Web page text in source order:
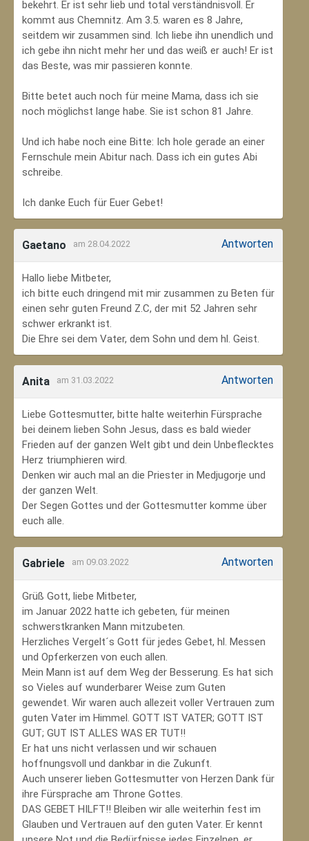
bekehrt. Er ist sehr lieb und total verständnisvoll. Er
kommt aus Chemnitz. Am 3.5. waren es 8 Jahre,
seitdem wir zusammen sind. Ich liebe ihn unendlich und
ich gebe ihn nicht mehr her und das weiß er auch! Er ist
das Beste, was mir passieren konnte.
Bitte betet auch noch für meine Mama, dass ich sie
noch möglichst lange habe. Sie ist schon 81 Jahre.
Und ich habe noch eine Bitte: Ich hole gerade an einer
Fernschule mein Abitur nach. Dass ich ein gutes Abi
schreibe.
Ich danke Euch für Euer Gebet!
Gaetano am 28.04.2022 Antworten
Hallo liebe Mitbeter,
ich bitte euch dringend mit mir zusammen zu Beten für
einen sehr guten Freund Z.C, der mit 52 Jahren sehr
schwer erkrankt ist.
Die Ehre sei dem Vater, dem Sohn und dem hl. Geist.
Anita am 31.03.2022 Antworten
Liebe Gottesmutter, bitte halte weiterhin Fürsprache
bei deinem lieben Sohn Jesus, dass es bald wieder
Frieden auf der ganzen Welt gibt und dein Unbeflecktes
Herz triumphieren wird.
Denken wir auch mal an die Priester in Medjugorje und
der ganzen Welt.
Der Segen Gottes und der Gottesmutter komme über
euch alle.
Gabriele am 09.03.2022 Antworten
Grüß Gott, liebe Mitbeter,
im Januar 2022 hatte ich gebeten, für meinen
schwerstkranken Mann mitzubeten.
Herzliches Vergelt´s Gott für jedes Gebet, hl. Messen
und Opferkerzen von euch allen.
Mein Mann ist auf dem Weg der Besserung. Es hat sich
so Vieles auf wunderbarer Weise zum Guten
gewendet. Wir waren auch allezeit voller Vertrauen zum
guten Vater im Himmel. GOTT IST VATER; GOTT IST
GUT; GUT IST ALLES WAS ER TUT!!
Er hat uns nicht verlassen und wir schauen
hoffnungsvoll und dankbar in die Zukunft.
Auch unserer lieben Gottesmutter von Herzen Dank für
ihre Fürsprache am Throne Gottes.
DAS GEBET HILFT!! Bleiben wir alle weiterhin fest im
Glauben und Vertrauen auf den guten Vater. Er kennt